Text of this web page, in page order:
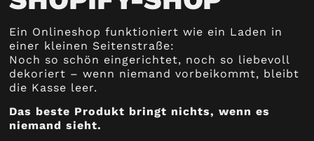
Ein Onlineshop funktioniert wie ein Laden in
einer kleinen Seitenstraße:
Noch so schön eingerichtet, noch so liebevoll
dekoriert – wenn niemand vorbeikommt, bleibt
die Kasse leer.
Das beste Produkt bringt nichts, wenn es
niemand sieht.